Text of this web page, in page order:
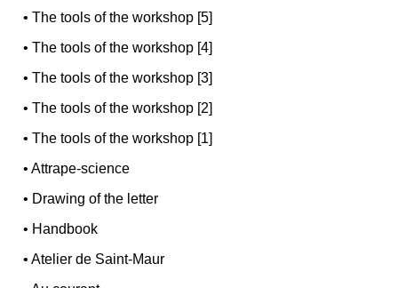
•The tools of the workshop [5]
•The tools of the workshop [4]
•The tools of the workshop [3]
•The tools of the workshop [2]
•The tools of the workshop [1]
•Attrape-science
• Drawing of the letter
• Handbook
•Atelier de Saint-Maur